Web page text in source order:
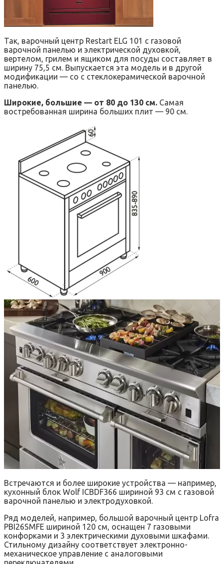
Так, варочный центр Restart ELG 101 с газовой
варочной панелью и электрической духовкой,
вертелом, грилем и ящиком для посуды составляет в
ширину 75,5 см. Выпускается эта модель и в другой
модификации — со с стеклокерамической варочной
панелью.
Широкие, большие — от 80 до 130 см. Самая
востребованная ширина больших плит — 90 см.
Встречаются и более широкие устройства — например,
кухонный блок Wolf ICBDF366 шириной 93 см с газовой
варочной панелью и электродуховкой.
Ряд моделей, например, большой варочный центр Lofra
PBI26SMFE шириной 120 см, оснащен 7 газовыми
конфорками и 3 электрическими духовыми шкафами.
Стильному дизайну соответствует электронно-
механическое управление с аналоговыми